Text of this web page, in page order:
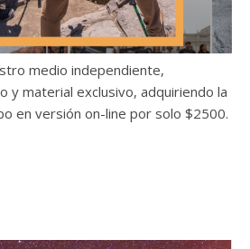
medio independiente,
y material exclusivo, adquiriendo la
en versión on-line por solo $2500.